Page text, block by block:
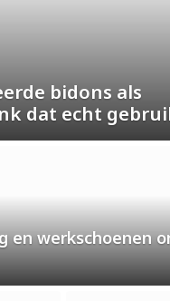
bidons als
dat echt
en werkschoenen